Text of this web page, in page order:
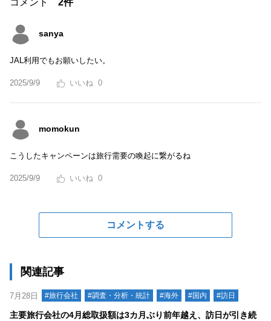
コメント 2件
sanya
JAL利用でもお願いしたい。
2025/9/9 0
momokun
こうしたキャンペーンは旅行需要の喚起に繋がるね
2025/9/9 0
コメントする
関連記事
7月28日 #旅行会社 #調査・分析・統計 #海外 #国内 #訪日
主要旅行会社の4月総取扱額は3カ月ぶり前年越え、訪日が引き続